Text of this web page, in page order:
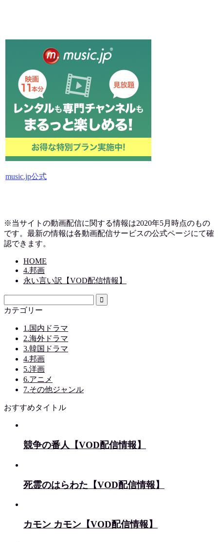
music.jp公式
※当サイトの動画配信に関する情報は2020年5月時点のもの
です。最新の情報は各動画配信サービスの公式ページにて確
認できます。
HOME
4.邦画
永い言い訳【VOD配信情報】
カテゴリー
1.国内ドラマ
2.海外ドラマ
3.韓国ドラマ
4.邦画
5.洋画
6.アニメ
7.その他ジャンル
おすすめタイトル
競争の番人【VOD配信情報】
死霊のはらわた【VOD配信情報】
カモン カモン【VOD配信情報】